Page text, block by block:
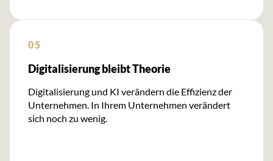
05
Digitalisierung bleibt Theorie
Digitalisierung und KI verändern die Effizienz der
Unternehmen. In Ihrem Unternehmen verändert
sich noch zu wenig.